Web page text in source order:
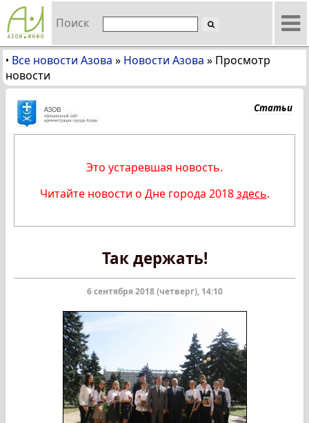
Поиск
• Все новости Азова » Новости Азова » Просмотр
новости
Статьи
Это устаревшая новость.
Читайте новости о Дне города 2018здесь.
Так держать!
6 сентября 2018 (четверг), 14:10